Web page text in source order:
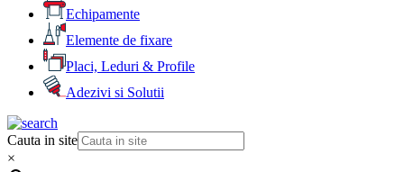
Echipamente
Elemente de fixare
Placi, Leduri & Profile
Adezivi si Solutii
Cauta in site
×